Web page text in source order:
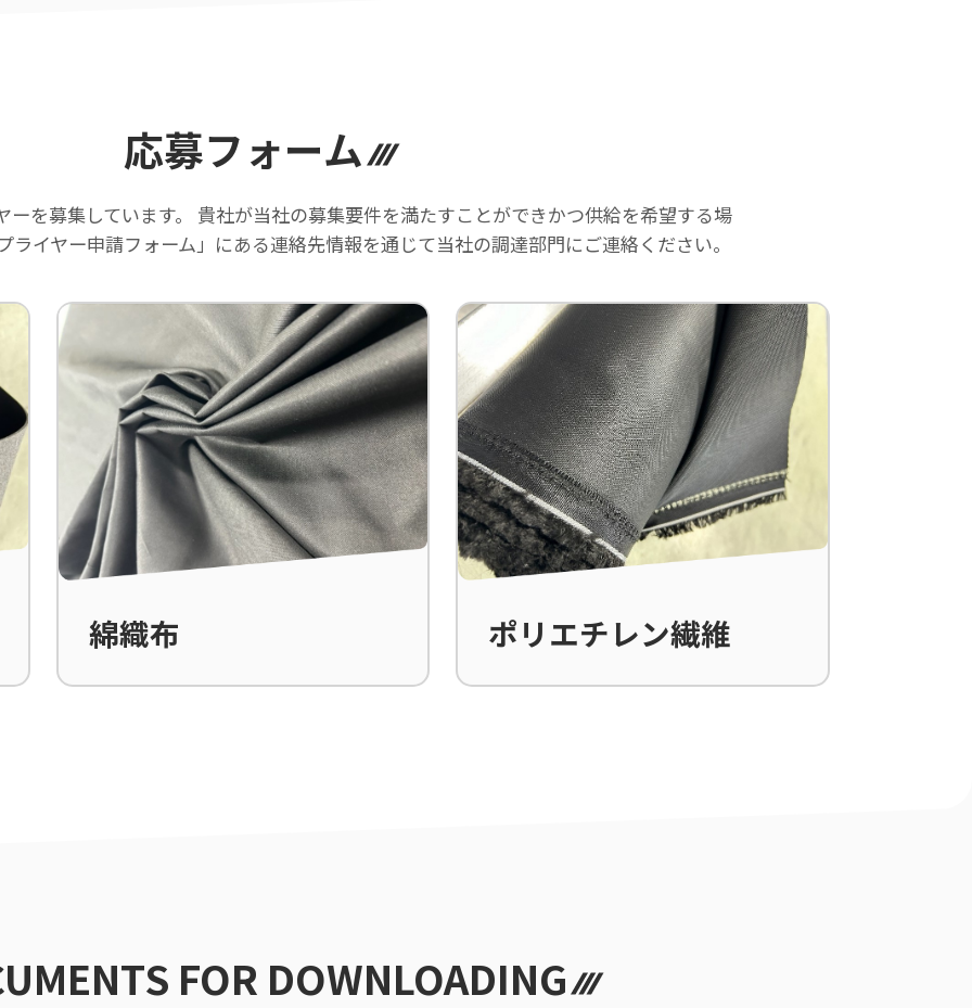
応募フォーム
ーを募集しています。 貴社が当社の募集要件を満たすことができかつ供給を希望する場
イヤー申請フォーム」にある連絡先情報を通じて当社の調達部門にご連絡ください。
綿織布 ポリエチレン繊維
FOR DOWNLOADING